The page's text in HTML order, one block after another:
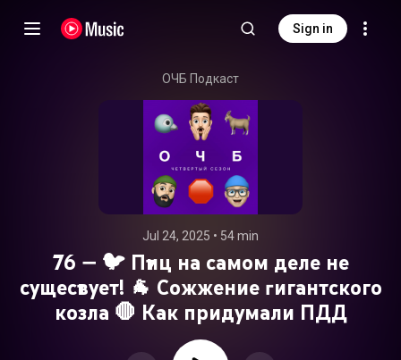
Sign in
ОЧБ Подкаст
Jul 24, 2025 • 54 min
76 — 🐦 Птиц на самом деле не
существует! 🐐 Сожжение гигантского
козла 🛑 Как придумали ПДД